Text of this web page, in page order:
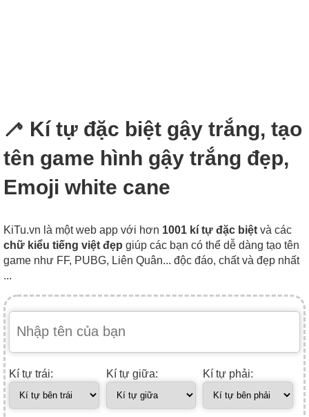
🦯 Kí tự đặc biệt gậy trắng, tạo
tên game hình gậy trắng đẹp,
Emoji white cane
KiTu.vn là một web app với hơn 1001 kí tự đặc biệt và các
chữ kiểu tiếng việt đẹp giúp các bạn có thể dễ dàng tạo tên
game như FF, PUBG, Liên Quân... độc đáo, chất và đẹp nhất
...
Kí tự trái: Kí tự giữa: Kí tự phải: